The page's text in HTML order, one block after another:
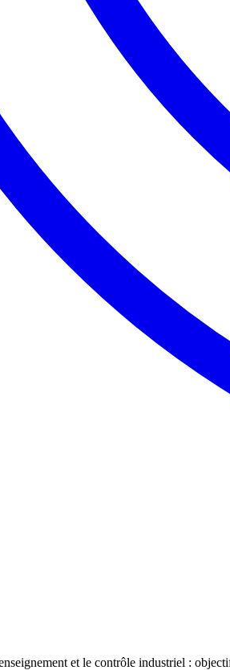
et le contrôle industriel :